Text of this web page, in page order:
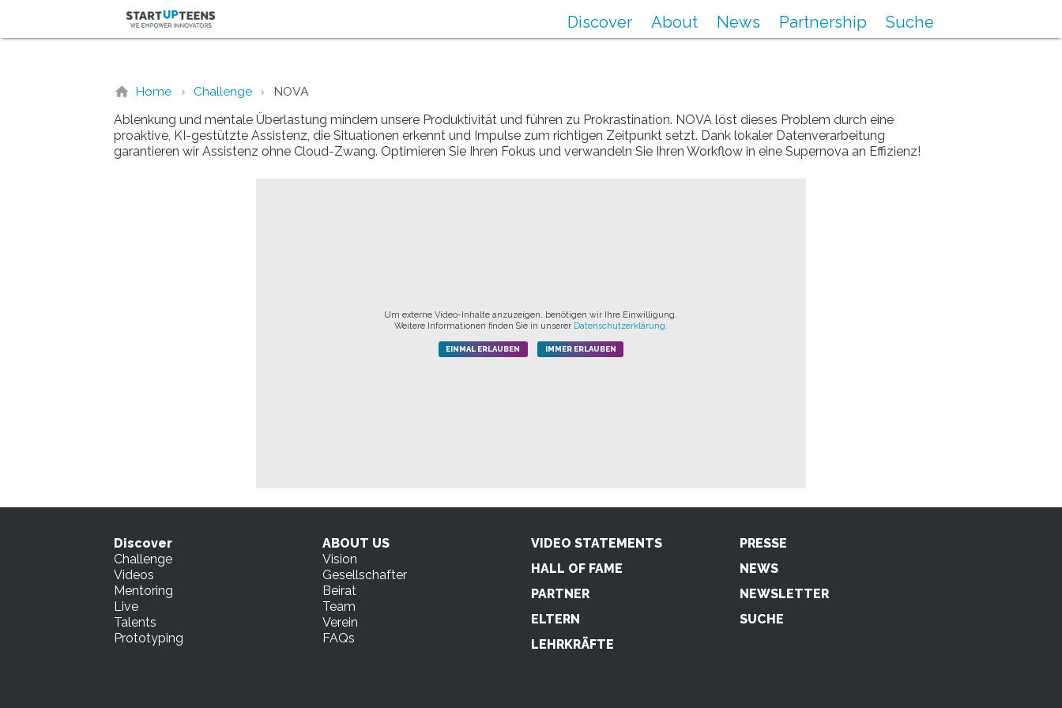
Discover About News Partnership Suche
Home Challenge
NOVA
Ablenkung und mentale Überlastung mindern unsere Produktivität und führen zu Prokrastination. NOVA löst dieses Problem durch eine
proaktive, KI-gestützte Assistenz, die Situationen erkennt und Impulse zum richtigen Zeitpunkt setzt. Dank lokaler Datenverarbeitung
garantieren wir Assistenz ohne Cloud-Zwang. Optimieren Sie Ihren Fokus und verwandeln Sie Ihren Workflow in eine Supernova an Effizienz!
Um externe Video-Inhalte anzuzeigen, benötigen wir Ihre Einwilligung.
Weitere Informationen finden Sie in unserer Datenschutzerklärung.
EINMAL ERLAUBEN IMMER ERLAUBEN
Discover
Challenge
Videos
Mentoring
Live
Talents
Prototyping
ABOUT US
Vision
Gesellschafter
Beirat
Team
Verein
FAQs
VIDEO STATEMENTS
HALL OF FAME
PARTNER
ELTERN
LEHRKRÄFTE
PRESSE
NEWS
NEWSLETTER
SUCHE